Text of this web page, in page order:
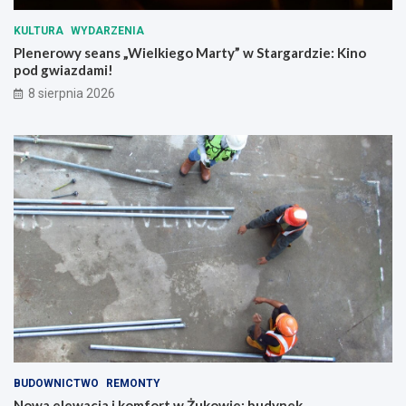
KULTURA WYDARZENIA
Plenerowy seans „Wielkiego Marty” w Stargardzie: Kino
pod gwiazdami!
8 sierpnia 2026
BUDOWNICTWO REMONTY